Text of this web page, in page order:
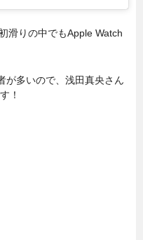
滑りの中でもApple Watch
が多いので、浅田真央さん
！